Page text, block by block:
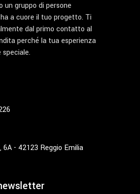
un gruppo di persone
a cuore il tuo progetto. Ti
dal primo contatto al
perché la tua esperienza
speciale.
6A - 42123 Reggio Emilia